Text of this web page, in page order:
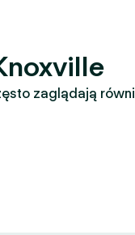
zaglądają